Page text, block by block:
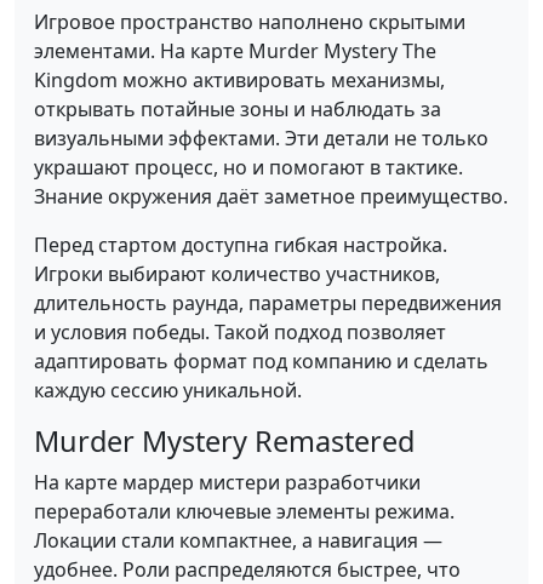
Игровое пространство наполнено скрытыми
элементами. На карте Murder Mystery The
Kingdom можно активировать механизмы,
открывать потайные зоны и наблюдать за
визуальными эффектами. Эти детали не только
украшают процесс, но и помогают в тактике.
Знание окружения даёт заметное преимущество.
Перед стартом доступна гибкая настройка.
Игроки выбирают количество участников,
длительность раунда, параметры передвижения
и условия победы. Такой подход позволяет
адаптировать формат под компанию и сделать
каждую сессию уникальной.
Murder Mystery Remastered
На карте мардер мистери разработчики
переработали ключевые элементы режима.
Локации стали компактнее, а навигация —
удобнее. Роли распределяются быстрее, что